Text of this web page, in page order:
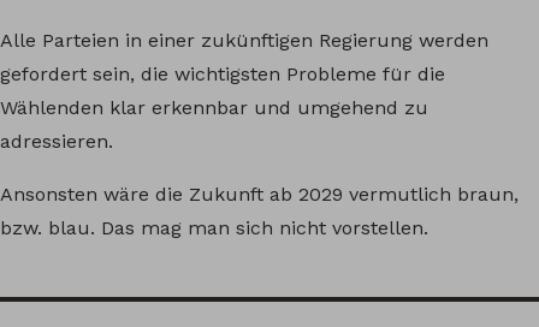
Alle Parteien in einer zukünftigen Regierung werden
gefordert sein, die wichtigsten Probleme für die
Wählenden klar erkennbar und umgehend zu
adressieren.
Ansonsten wäre die Zukunft ab 2029 vermutlich braun,
bzw. blau. Das mag man sich nicht vorstellen.